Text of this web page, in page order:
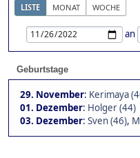
LISTE MONAT WOCHE
an
Geburtstage
29. November: Kerimaya
01. Dezember: Holger (44)
03. Dezember: Sven (46),